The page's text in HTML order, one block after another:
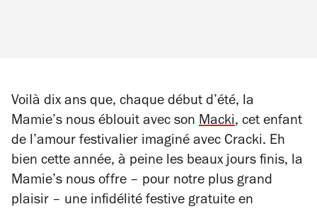
Voilà dix ans que, chaque début d’été, la
Mamie’s nous éblouit avec son Macki, cet enfant
de l’amour festivalier imaginé avec Cracki. Eh
bien cette année, à peine les beaux jours finis, la
Mamie’s nous offre – pour notre plus grand
plaisir – une infidélité festive gratuite en